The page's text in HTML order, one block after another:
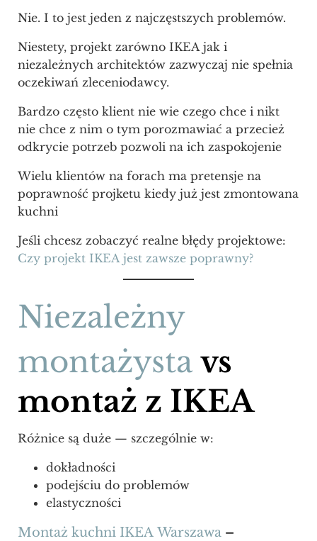
Nie. I to jest jeden z najczęstszych problemów.
Niestety, projekt zarówno IKEA jak i
niezależnych architektów zazwyczaj nie spełnia
oczekiwań zleceniodawcy.
Bardzo często klient nie wie czego chce i nikt
nie chce z nim o tym porozmawiać a przecież
odkrycie potrzeb pozwoli na ich zaspokojenie
Wielu klientów na forach ma pretensje na
poprawność projketu kiedy już jest zmontowana
kuchni
Jeśli chcesz zobaczyć realne błędy projektowe:
Czy projekt IKEA jest zawsze poprawny?
Niezależny
montażysta vs
montaż z IKEA
Różnice są duże — szczególnie w:
dokładności
podejściu do problemów
elastyczności
Montaż kuchni IKEA Warszawa –